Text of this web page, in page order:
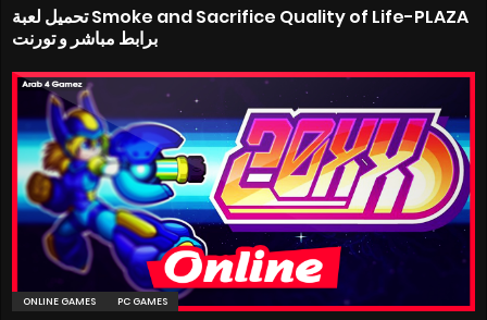
تحميل لعبة Smoke and Sacrifice Quality of Life-PLAZA
برابط مباشر و تورنت
ONLINE GAMES PC GAMES